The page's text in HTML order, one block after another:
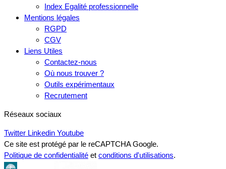
Index Egalité professionnelle
Mentions légales
RGPD
CGV
Liens Utiles
Contactez-nous
Où nous trouver ?
Outils expérimentaux
Recrutement
Réseaux sociaux
Twitter Linkedin Youtube
Ce site est protégé par le reCAPTCHA Google.
Politique de confidentialité et conditions d'utilisations.